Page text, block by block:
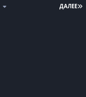
ДАЛЕЕ